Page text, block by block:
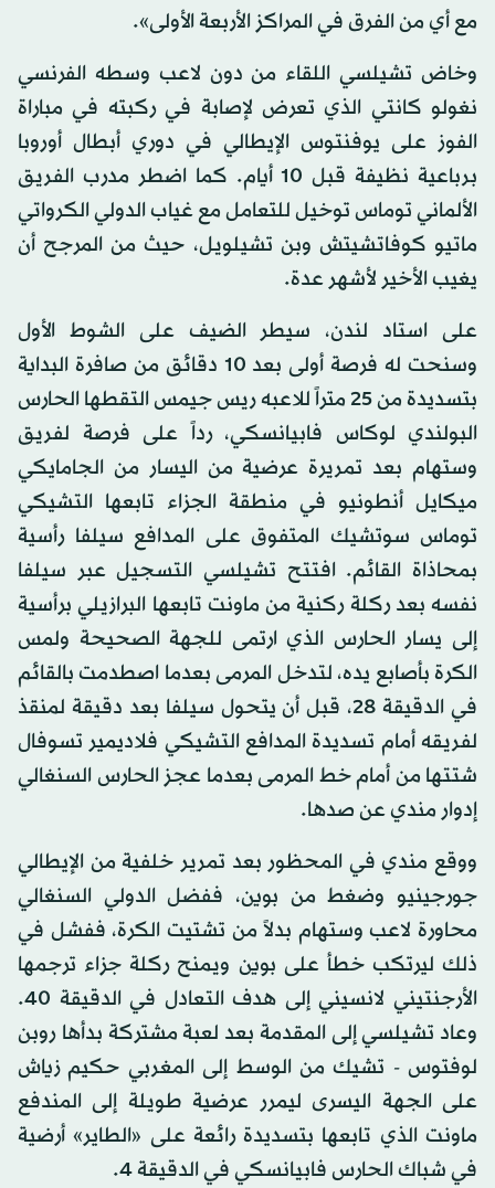
مع أي من الفرق في المراكز الأربعة الأولى».
وخاض تشيلسي اللقاء من دون لاعب وسطه الفرنسي
نغولو كانتي الذي تعرض لإصابة في ركبته في مباراة
الفوز على يوفنتوس الإيطالي في دوري أبطال أوروبا
برباعية نظيفة قبل 10 أيام. كما اضطر مدرب الفريق
الألماني توماس توخيل للتعامل مع غياب الدولي الكرواتي
ماتيو كوفاتشيتش وبن تشيلويل، حيث من المرجح أن
يغيب الأخير لأشهر عدة.
على استاد لندن، سيطر الضيف على الشوط الأول
وسنحت له فرصة أولى بعد 10 دقائق من صافرة البداية
بتسديدة من 25 متراً للاعبه ريس جيمس التقطها الحارس
البولندي لوكاس فابيانسكي، رداً على فرصة لفريق
وستهام بعد تمريرة عرضية من اليسار من الجامايكي
ميكايل أنطونيو في منطقة الجزاء تابعها التشيكي
توماس سوتشيك المتفوق على المدافع سيلفا رأسية
بمحاذاة القائم. افتتح تشيلسي التسجيل عبر سيلفا
نفسه بعد ركلة ركنية من ماونت تابعها البرازيلي برأسية
إلى يسار الحارس الذي ارتمى للجهة الصحيحة ولمس
الكرة بأصابع يده، لتدخل المرمى بعدما اصطدمت بالقائم
في الدقيقة 28، قبل أن يتحول سيلفا بعد دقيقة لمنقذ
لفريقه أمام تسديدة المدافع التشيكي فلاديمير تسوفال
شتتها من أمام خط المرمى بعدما عجز الحارس السنغالي
إدوار مندي عن صدها.
ووقع مندي في المحظور بعد تمرير خلفية من الإيطالي
جورجينيو وضغط من بوين، ففضل الدولي السنغالي
محاورة لاعب وستهام بدلاً من تشتيت الكرة، ففشل في
ذلك ليرتكب خطأ على بوين ويمنح ركلة جزاء ترجمها
الأرجنتيني لانسيني إلى هدف التعادل في الدقيقة 40.
وعاد تشيلسي إلى المقدمة بعد لعبة مشتركة بدأها روبن
لوفتوس - تشيك من الوسط إلى المغربي حكيم زياش
على الجهة اليسرى ليمرر عرضية طويلة إلى المندفع
ماونت الذي تابعها بتسديدة رائعة على «الطاير» أرضية
في شباك الحارس فابيانسكي في الدقيقة 4.